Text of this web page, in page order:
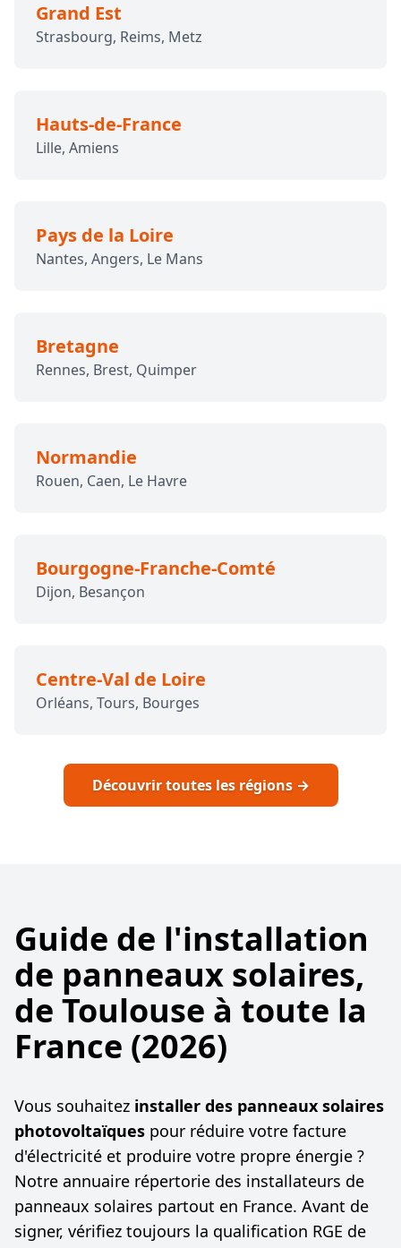
Grand Est
Strasbourg, Reims, Metz
Hauts-de-France
Lille, Amiens
Pays de la Loire
Nantes, Angers, Le Mans
Bretagne
Rennes, Brest, Quimper
Normandie
Rouen, Caen, Le Havre
Bourgogne-Franche-Comté
Dijon, Besançon
Centre-Val de Loire
Orléans, Tours, Bourges
Découvrir toutes les régions →
Guide de l'installation
de panneaux solaires,
de Toulouse à toute la
France (2026)
Vous souhaitez installer des panneaux solaires
photovoltaïques pour réduire votre facture
d'électricité et produire votre propre énergie ?
Notre annuaire répertorie des installateurs de
panneaux solaires partout en France. Avant de
signer, vérifiez toujours la qualification RGE de